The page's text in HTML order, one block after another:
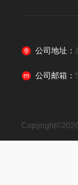
公司地址：
公司邮箱：